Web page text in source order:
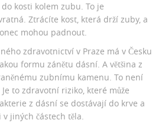
kosti kolem zubu. To je
Ztrácíte kost, která drží zuby, a
mohou padnout.
zdravotnictví v Praze má v Česku
formu zánětu dásní. A většina z
zubnímu kamenu. To není
to zdravotní riziko, které může
z dásní se dostávají do krve a
jiných částech těla.